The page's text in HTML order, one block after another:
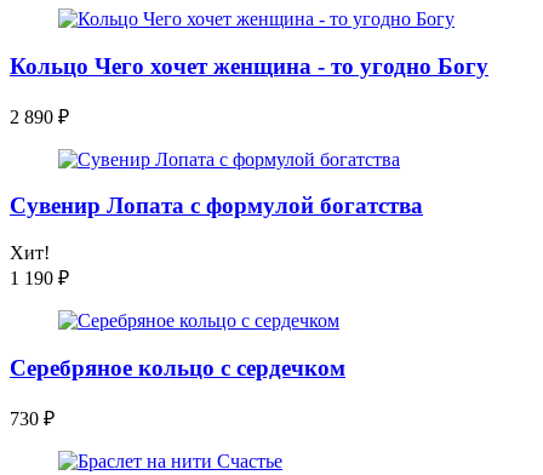
Кольцо Чего хочет женщина - то угодно Богу
2 890 ₽
Сувенир Лопата с формулой богатства
Хит!
1 190 ₽
Серебряное кольцо с сердечком
730 ₽